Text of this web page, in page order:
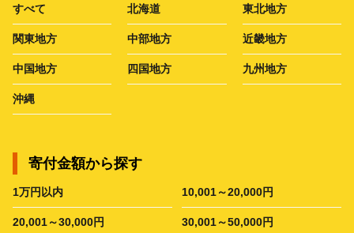
すべて 北海道 東北地方
関東地方 中部地方 近畿地方
中国地方 四国地方 九州地方
沖縄
寄付金額から探す
1万円以内 10,001～20,000円
20,001～30,000円 30,001～50,000円